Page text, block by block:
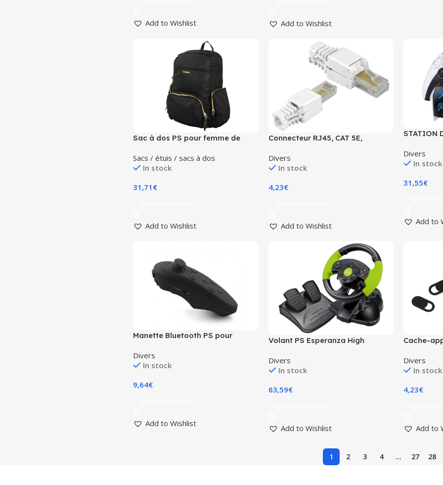
Add to Wishlist Add to Wishlist
Sac à dos PS pour femme de
nombreuses poches 15″,
compartiment pour ordinateur
Sacs / étuis / sacs à dos
In stock
31,71 €
Add to Wishlist
Connecteur RJ45, CAT 5E,
Divers
In stock
4,23€
Add to Wishlist
STATION
Divers
In stock
31,55€
Add to
Manette Bluetooth PS pour
Divers
In stock
9,64€
Add to Wishlist
Volant PS Esperanza High
Divers
In stock
63,59€
Add to Wishlist
Cache-
Divers
In stock
4,23€
Add to
1 2 3 4 … 27 28